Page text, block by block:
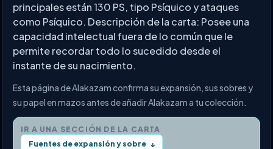
principales están 130 PS, tipo Psíquico y ataques
como Psíquico. Descripción de la carta: Posee una
capacidad intelectual fuera de lo común que le
permite recordar todo lo sucedido desde el
instante de su nacimiento.
Esta página de Alakazam confirma su expansión, sus sobres y
su papel en mazos antes de añadir Alakazam a tu colección.
IR A UNA SECCIÓN DE LA CARTA
Fuentes de expansión y sobre ↓